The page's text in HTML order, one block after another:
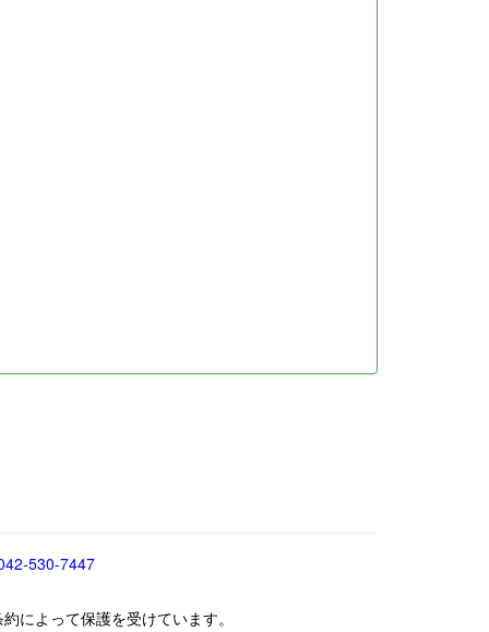
530-7447
によって保護を受けています。